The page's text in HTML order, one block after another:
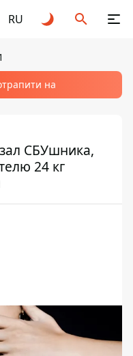
RU
на
СБУшника,
24 кг